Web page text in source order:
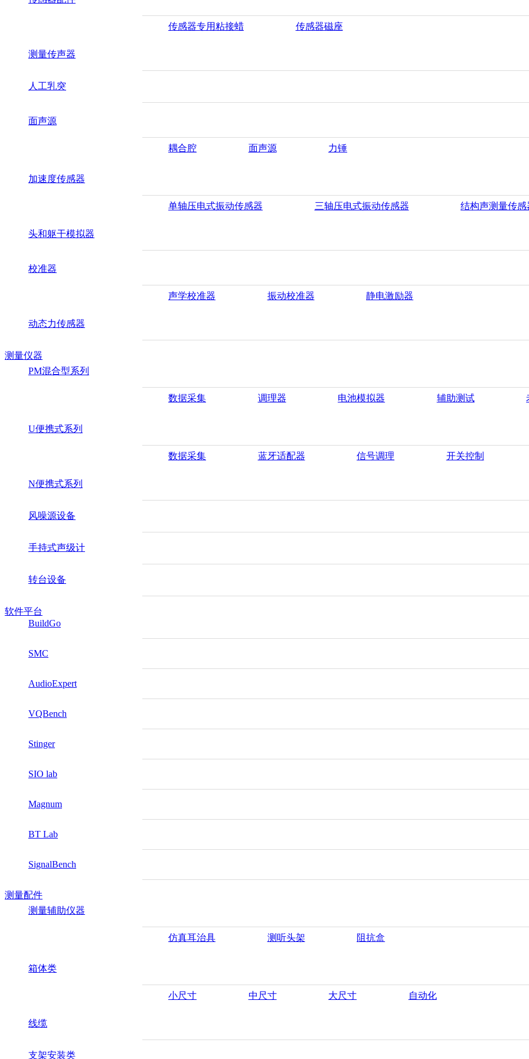
传感器专用粘接蜡 传感器磁座
测量传声器
人工乳突
面声源
耦合腔 面声源 力锤
加速度传感器
单轴压电式振动传感器 三轴压电式振动传感器 结构声测量传感
头和躯干模拟器
校准器
声学校准器 振动校准器 静电激励器
动态力传感器
测量仪器
PM混合型系列
数据采集 调理器 电池模拟器 辅助测试
U便携式系列
数据采集 蓝牙适配器 信号调理 开关控制
N便携式系列
风噪源设备
手持式声级计
转台设备
软件平台
BuildGo
SMC
AudioExpert
VQBench
Stinger
SIO lab
Magnum
BT Lab
SignalBench
测量配件
测量辅助仪器
仿真耳治具 测听头架 阻抗盒
箱体类
小尺寸 中尺寸 大尺寸 自动化
线缆
支架安装类